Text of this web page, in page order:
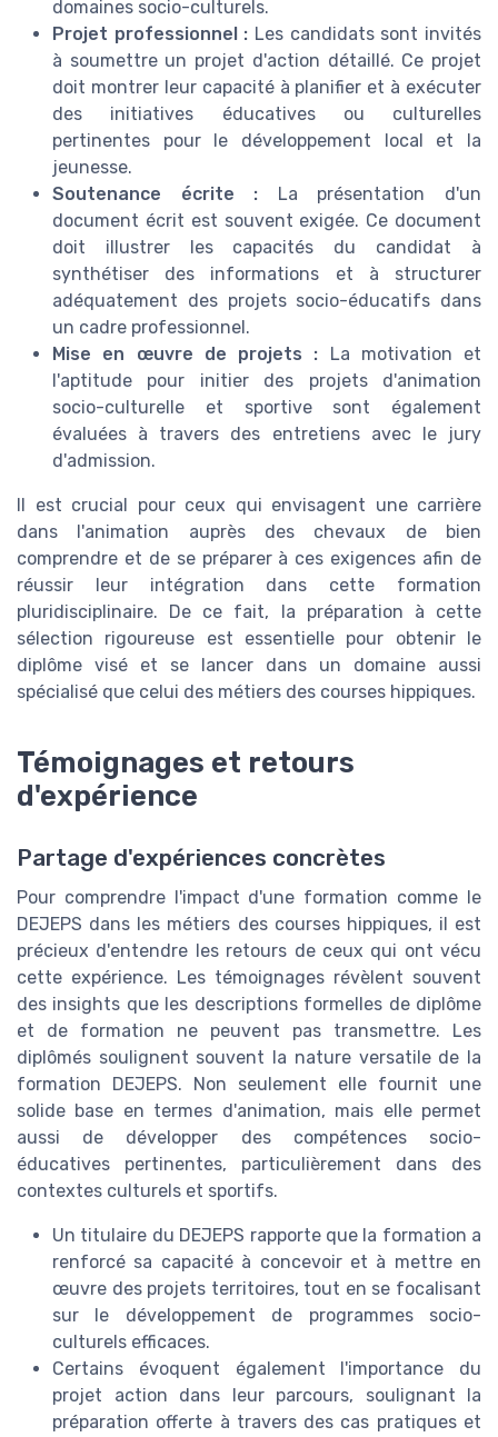
domaines socio-culturels.
Projet professionnel : Les candidats sont invités
à soumettre un projet d'action détaillé. Ce projet
doit montrer leur capacité à planifier et à exécuter
des initiatives éducatives ou culturelles
pertinentes pour le développement local et la
jeunesse.
Soutenance écrite : La présentation d'un
document écrit est souvent exigée. Ce document
doit illustrer les capacités du candidat à
synthétiser des informations et à structurer
adéquatement des projets socio-éducatifs dans
un cadre professionnel.
Mise en œuvre de projets : La motivation et
l'aptitude pour initier des projets d'animation
socio-culturelle et sportive sont également
évaluées à travers des entretiens avec le jury
d'admission.
Il est crucial pour ceux qui envisagent une carrière
dans l'animation auprès des chevaux de bien
comprendre et de se préparer à ces exigences afin de
réussir leur intégration dans cette formation
pluridisciplinaire. De ce fait, la préparation à cette
sélection rigoureuse est essentielle pour obtenir le
diplôme visé et se lancer dans un domaine aussi
spécialisé que celui des métiers des courses hippiques.
Témoignages et retours
d'expérience
Partage d'expériences concrètes
Pour comprendre l'impact d'une formation comme le
DEJEPS dans les métiers des courses hippiques, il est
précieux d'entendre les retours de ceux qui ont vécu
cette expérience. Les témoignages révèlent souvent
des insights que les descriptions formelles de diplôme
et de formation ne peuvent pas transmettre. Les
diplômés soulignent souvent la nature versatile de la
formation DEJEPS. Non seulement elle fournit une
solide base en termes d'animation, mais elle permet
aussi de développer des compétences socio-
éducatives pertinentes, particulièrement dans des
contextes culturels et sportifs.
Un titulaire du DEJEPS rapporte que la formation a
renforcé sa capacité à concevoir et à mettre en
œuvre des projets territoires, tout en se focalisant
sur le développement de programmes socio-
culturels efficaces.
Certains évoquent également l'importance du
projet action dans leur parcours, soulignant la
préparation offerte à travers des cas pratiques et